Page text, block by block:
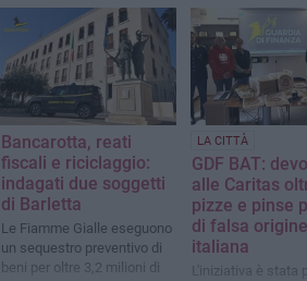
personale e fatto
sulle principali
Bancarotta, reati
fiscali e riciclaggio:
indagati due soggetti
di Barletta
Le Fiamme Gialle eseguono
un sequestro preventivo di
beni per oltre 3,2 milioni di
LA CITTÀ
GDF BAT:
alle Caritas
pizze e pinse
di falsa origine
italiana
L'iniziativa è stata